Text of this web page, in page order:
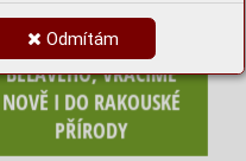
Odmítám
KLENOT ŠUMAVSKÝCH
LESŮ, PUŠTÍKA
BĚLAVÉHO, VRACÍME
NOVĚ I DO RAKOUSKÉ
PŘÍRODY